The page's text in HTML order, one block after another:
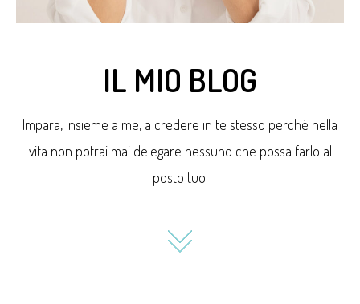
IL MIO BLOG
Impara, insieme a me, a credere in te stesso perché nella
vita non potrai mai delegare nessuno che possa farlo al
posto tuo.